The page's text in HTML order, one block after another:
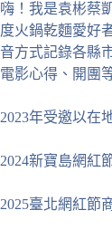
嗨！我是袁彬蔡
度火鍋乾麵愛好
音方式記錄各縣
電影心得、開團
2023年受邀以在
2024新寶島網紅
2025臺北網紅節